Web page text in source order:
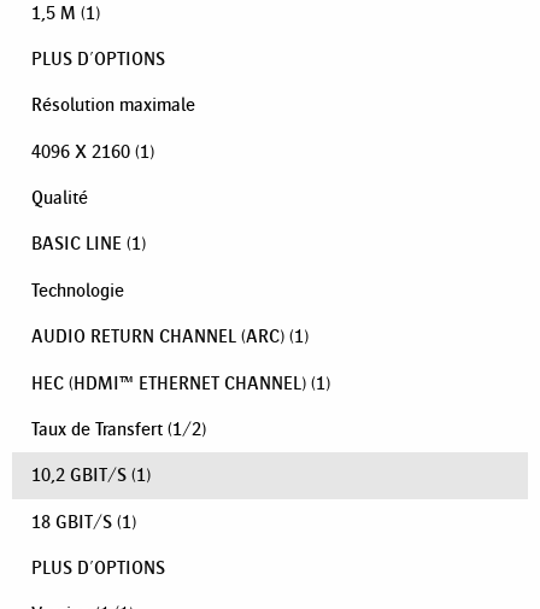
1,5 M (1)
PLUS D'OPTIONS
Résolution maximale
4096 X 2160 (1)
Qualité
BASIC LINE (1)
Technologie
AUDIO RETURN CHANNEL (ARC) (1)
HEC (HDMI™ ETHERNET CHANNEL) (1)
Taux de Transfert (1/2)
10,2 GBIT/S (1)
18 GBIT/S (1)
PLUS D'OPTIONS